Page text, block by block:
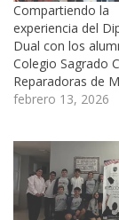
Compartiendo la
experiencia del
Dual con los
Colegio Sagrado
Reparadoras de
febrero 13, 2026